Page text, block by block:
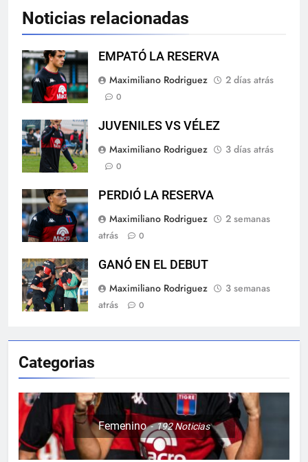
Noticias relacionadas
EMPATÓ LA RESERVA
Maximiliano Rodriguez
2 días atrás
0
JUVENILES VS VÉLEZ
Maximiliano Rodriguez
3 días atrás
0
PERDIÓ LA RESERVA
Maximiliano Rodriguez
2 semanas
atrás
0
GANÓ EN EL DEBUT
Maximiliano Rodriguez
3 semanas
atrás
0
Categorias
Femenino 192Noticias